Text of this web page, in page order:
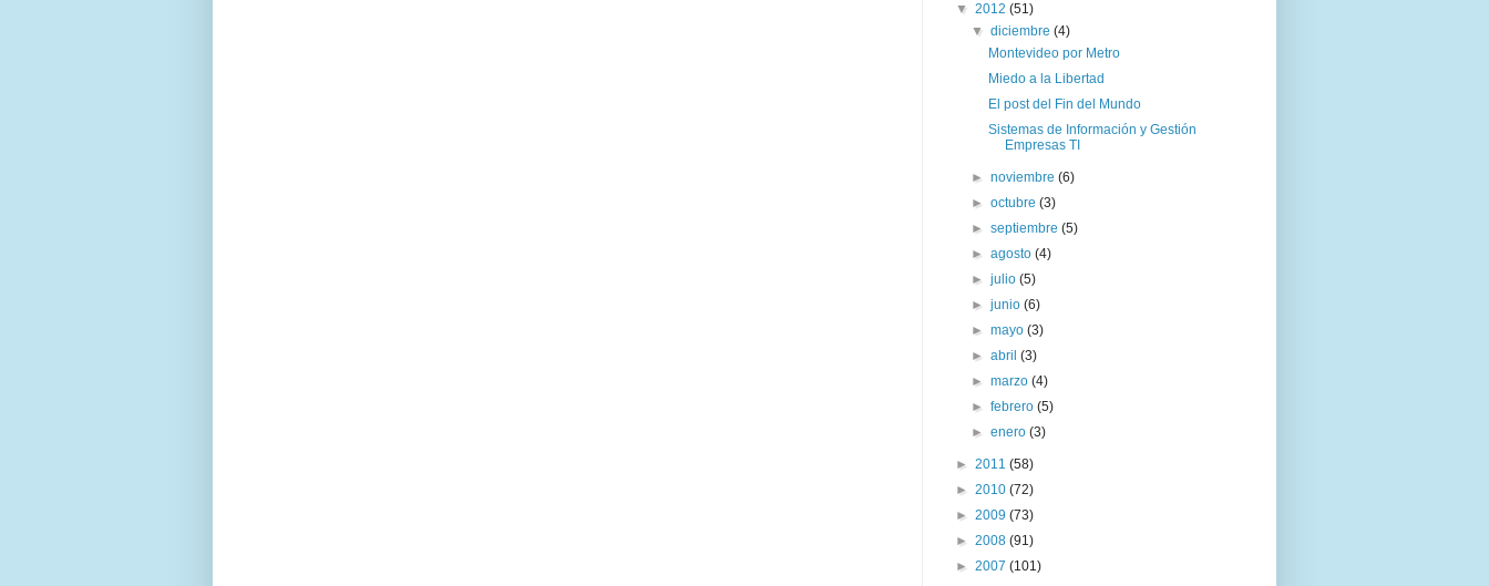
▼ 2012 (51)
▼diciembre(4)
Montevideo por Metro
Miedo a la Libertad
El post del Fin del Mundo
Sistemas de Información y Gestión
Empresas TI
►noviembre(6)
►octubre(3)
►septiembre(5)
►agosto(4)
►julio(5)
►junio(6)
►mayo(3)
►abril(3)
►marzo(4)
►febrero(5)
►enero(3)
► 2011 (58)
► 2010 (72)
► 2009 (73)
► 2008 (91)
► 2007 (101)